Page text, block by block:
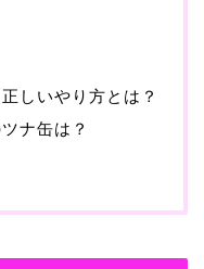
しいやり方とは？
ナ缶は？